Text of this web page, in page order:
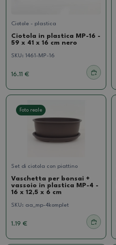
Ciotole - plastica
Ciotola in plastica MP-16 -
59 x 41 x 16 cm nero
SKU: 1461-MP-16
16.11 €
Foto reale
Set di ciotola con piattino
Vaschetta per bonsai +
vassoio in plastica MP-4 -
16 x 12,5 x 6 cm
SKU: aa_mp-4komplet
1.19 €